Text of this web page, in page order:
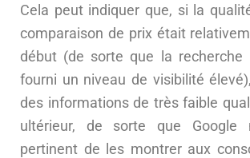
Cela peut indiquer que, si la
comparaison de prix était
début (de sorte que la recherche
fourni un niveau de visibilité
des informations de très faible
ultérieur, de sorte que Google
pertinent de les montrer aux